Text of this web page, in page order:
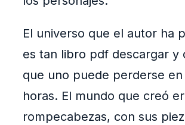
El universo que el autor ha
es tan libro pdf descargar y
que uno puede perderse
horas. El mundo que creó
rompecabezas, con sus